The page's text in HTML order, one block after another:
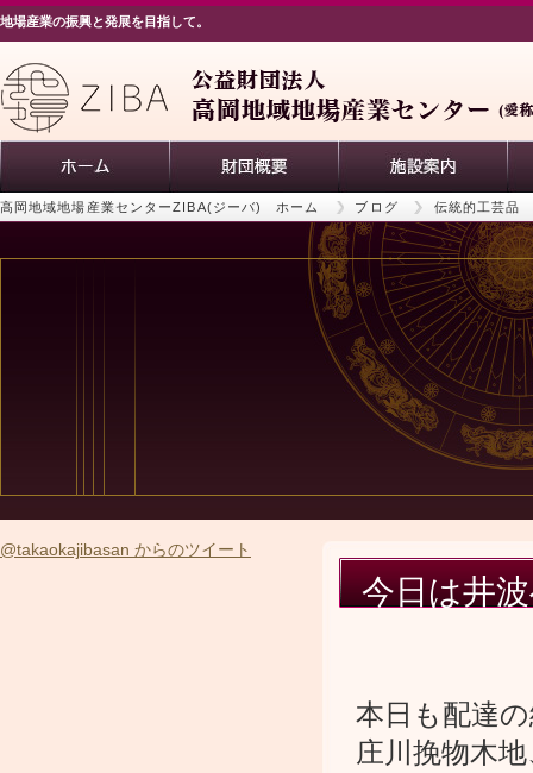
地場産業の振興と発展を目指して。
高岡地域地場産業センターZIBA(ジーバ) ホーム ブログ 伝統的工芸品
今日は井
本日も配達
庄川挽物木
@takaokajibasan からのツイート